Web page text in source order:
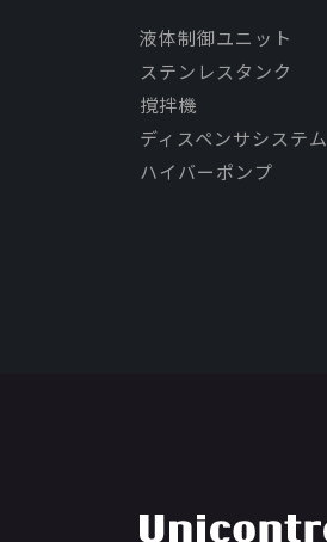
液体制御ユニット
ステンレスタンク
撹拌機
ディスペンサシステム
ハイバーポンプ